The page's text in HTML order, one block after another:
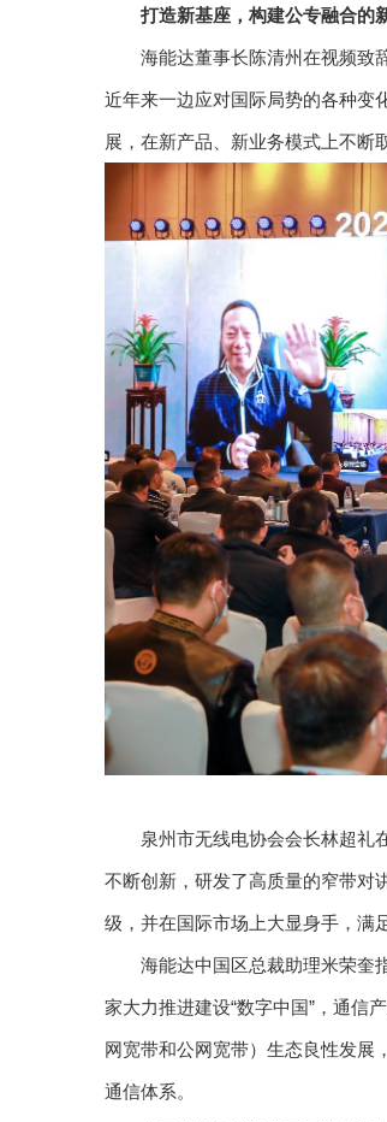
打造新基座，构建公专融合的
海能达董事长陈清州在视频致
近年来一边应对国际局势的各种变
展，在新产品、新业务模式上不断
泉州市无线电协会会长林超礼
不断创新，研发了高质量的窄带对
级，并在国际市场上大显身手，满
海能达中国区总裁助理米荣奎
家大力推进建设“数字中国”，通信
网宽带和公网宽带）生态良性发展
通信体系。